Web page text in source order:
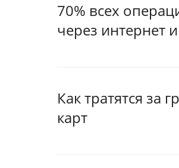
70% всех
через интернет
Как тратятся за
карт